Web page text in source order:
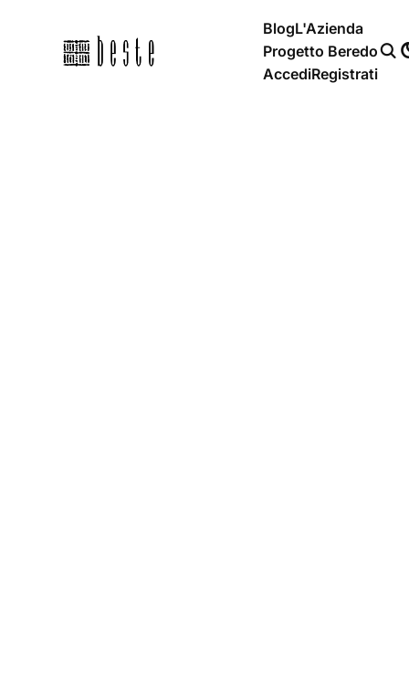
BlogL'Azienda
Progetto Beredo
AccediRegistrati